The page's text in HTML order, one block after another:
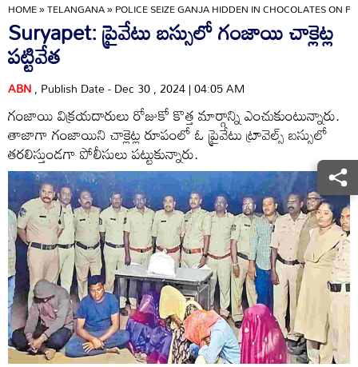
HOME»TELANGANA»POLICE SEIZE GANJA HIDDEN IN CHOCOLATES ON
Suryapet: ప్రైవేటు బస్సులో గంజాయి చాక్లెట్ల
పట్టివేత
ABN, Publish Date - Dec 30 , 2024 | 04:05 AM
గంజాయి విక్రయదారులు రోజుకో కొత్త మార్గాన్ని ఎంచుకుంటున్నారు.
తాజాగా గంజాయిని చాక్లెట్ల రూపంలో ఓ ప్రైవేటు ట్రావెల్స్‌ బస్సులో
తరలిస్తుండగా పోలీసులు పట్టుకున్నారు.